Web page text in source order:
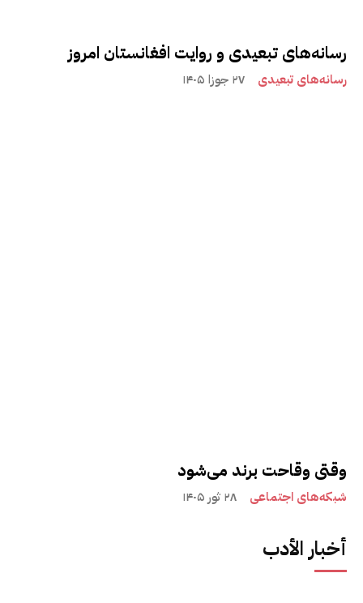
رسانه‌های تبعیدی و روایت افغانستان امروز
رسانه‌های تبعیدی ۲۷ جوزا ۱۴۰۵
وقتی وقاحت برند می‌شود
شبکه‌های اجتماعی ۲۸ ثور ۱۴۰۵
أخبار الأدب